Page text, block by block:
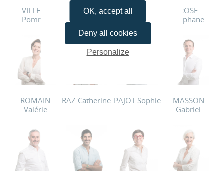
VILLERS
Pomme
TILLY Xavier
THERAUD
Julien
ROSE
Stéphane
ROMAIN
Valérie
RAZ Catherine PAJOT Sophie
MASSON
Gabriel
OK, accept all
Deny all cookies
Personalize